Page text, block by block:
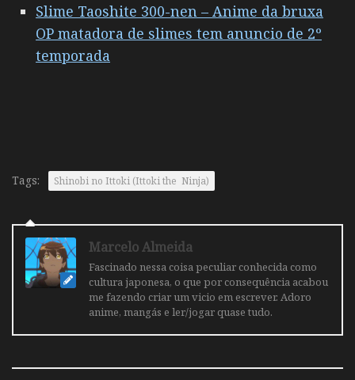
Slime Taoshite 300-nen – Anime da bruxa
OP matadora de slimes tem anuncio de 2º
temporada
Tags: Shinobi no Ittoki (Ittoki the Ninja)
Marcelo Almeida
Fascinado nessa coisa peculiar conhecida como
cultura japonesa, o que por consequência acabou
me fazendo criar um vicio em escrever. Adoro
anime, mangás e ler/jogar quase tudo.